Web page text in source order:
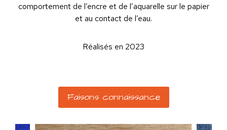
comportement de l’encre et de l’aquarelle sur le papier
et au contact de l’eau.
Réalisés en 2023
Faisons connaissance